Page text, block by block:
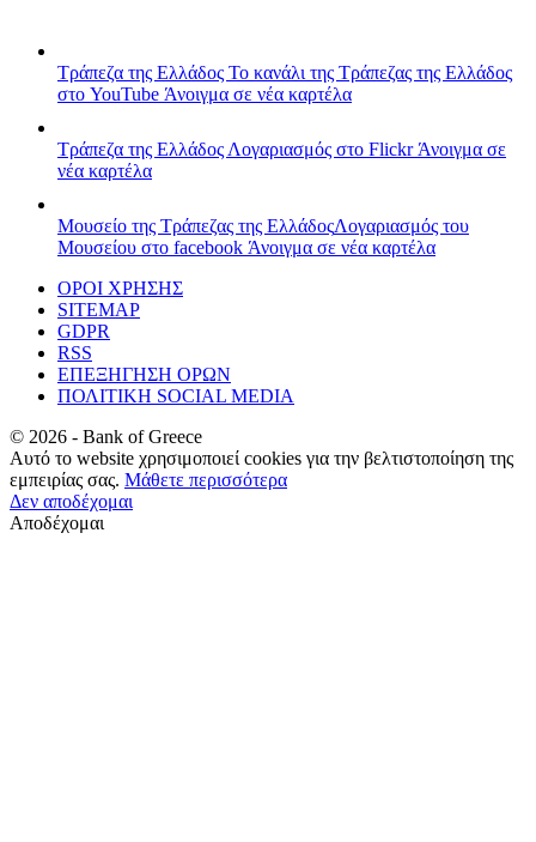
Τράπεζα της Ελλάδος Το κανάλι της Τράπεζας της Ελλάδος
στο YouTube Άνοιγμα σε νέα καρτέλα
Τράπεζα της Ελλάδος Λογαριασμός στο FlickrΆνοιγμα σε
νέα καρτέλα
Μουσείο της Τράπεζας της ΕλλάδοςΛογαριασμός του
Μουσείου στο facebook Άνοιγμα σε νέα καρτέλα
ΟΡΟΙ ΧΡΗΣΗΣ
SITEMAP
GDPR
RSS
ΕΠΕΞΗΓΗΣΗ ΟΡΩΝ
ΠΟΛΙΤΙΚΗ SOCIAL MEDIA
© 2026 - Bank of Greece
Αυτό το website χρησιμοποιεί cookies για την βελτιστοποίηση της
εμπειρίας σας. Μάθετε περισσότερα
Δεν αποδέχομαι
Αποδέχομαι